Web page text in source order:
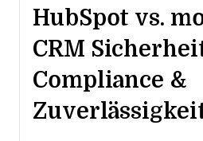
HubSpot vs.
CRM
Compliance &